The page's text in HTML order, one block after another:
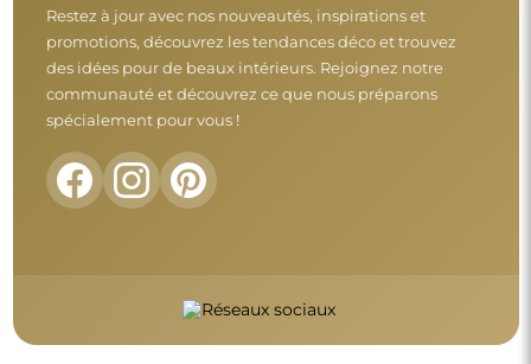
Restez à jour avec nos nouveautés, inspirations et
promotions, découvrez les tendances déco et trouvez
des idées pour de beaux intérieurs. Rejoignez notre
communauté et découvrez ce que nous préparons
spécialement pour vous !